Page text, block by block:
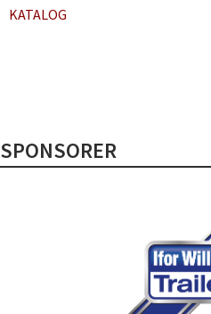
KATALOG
SPONSORER